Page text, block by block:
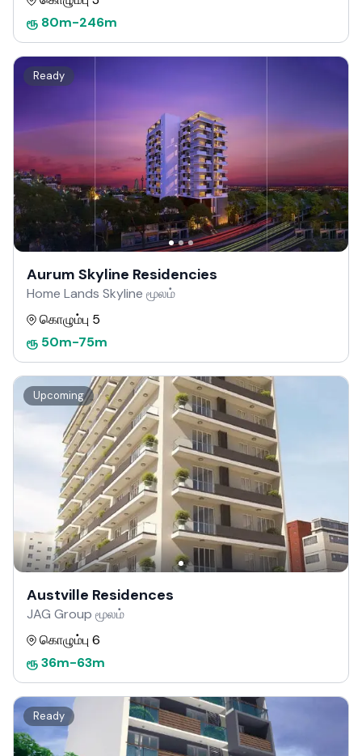
ரூ 80m-246m
Ready
Aurum Skyline Residencies
Home Lands Skyline மூலம்
கொழும்பு 5
ரூ 50m-75m
Upcoming
Austville Residences
JAG Group மூலம்
கொழும்பு 6
ரூ36m-63m
Ready